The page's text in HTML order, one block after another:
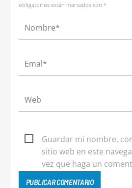
obligatorios están marcados con *
Guardar mi nombre,
sitio web en este
vez que haga un